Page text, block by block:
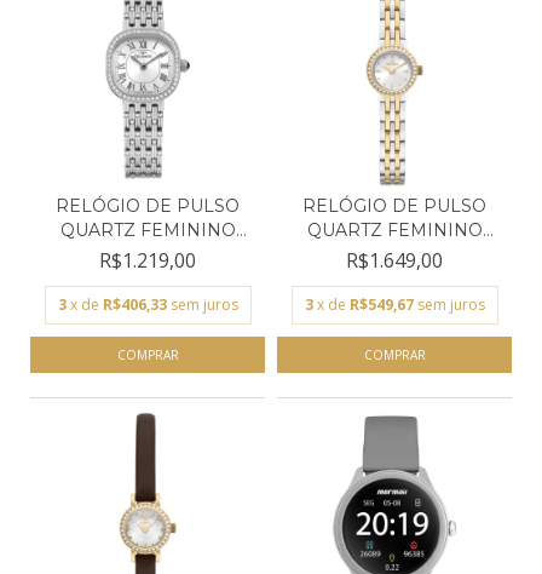
RELÓGIO DE PULSO
QUARTZ FEMININO
TECHNOS...
R$1.219,00
3 x de R$406,33 sem juros
RELÓGIO DE PULSO
QUARTZ FEMININO
TECHNOS...
R$1.649,00
3 x de R$549,67 sem juros